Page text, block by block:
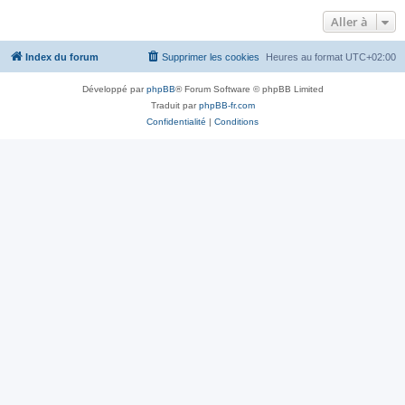
Aller à
Index du forum Heures au format UTC+02:00
Supprimer les cookies
Développé parphpBB® Forum Software © phpBB Limited
Traduit parphpBB-fr.com
Confidentialité | Conditions